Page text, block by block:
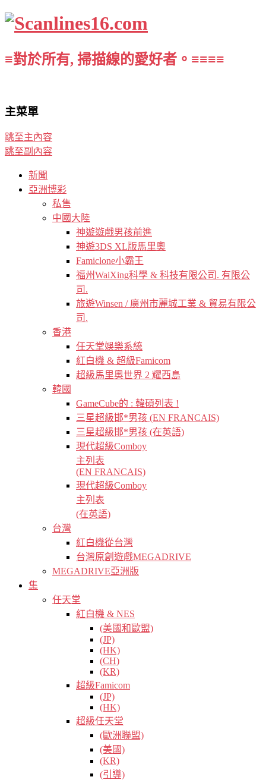
≡對於所有, 掃描線的愛好者。≡≡≡≡
主菜單
跳至主內容
跳至副內容
新聞
亞洲博彩
私售
中國大陸
神遊遊戲男孩前進
神遊3DS XL版馬里奧
Famiclone小霸王
福州WaiXing科學 & 科技有限公司. 有限公
司.
旅遊Winsen / 廣州市麗城工業 & 貿易有限公
司.
香港
任天堂娛樂系統
紅白機 & 超級Famicom
超級馬里奧世界 2 耀西島
韓國
GameCube的 : 韓碩列表 !
三星超級邯*男孩 (EN FRANCAIS)
三星超級邯*男孩 (在英語)
現代超級Comboy
主列表
(EN FRANCAIS)
現代超級Comboy
主列表
(在英語)
台灣
紅白機從台灣
台灣原創遊戲MEGADRIVE
MEGADRIVE亞洲版
集
任天堂
紅白機 & NES
(美國和歐盟)
(JP)
(HK)
(CH)
(KR)
超級Famicom
(JP)
(HK)
超級任天堂
(歐洲聯盟)
(美國)
(KR)
(引導)